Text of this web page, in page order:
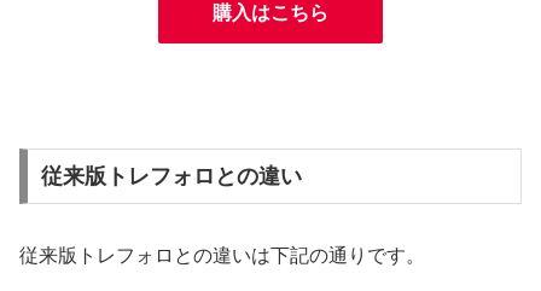
購入はこちら
従来版トレフォロとの違い
従来版トレフォロとの違いは下記の通りです。